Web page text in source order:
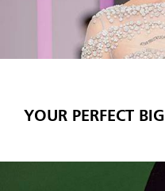
أنت الأجمل في يوم أحلامك YOUR PERFECT BIG